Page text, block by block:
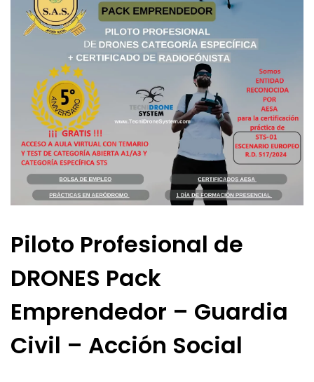
Piloto Profesional de
DRONES Pack
Emprendedor – Guardia
Civil – Acción Social